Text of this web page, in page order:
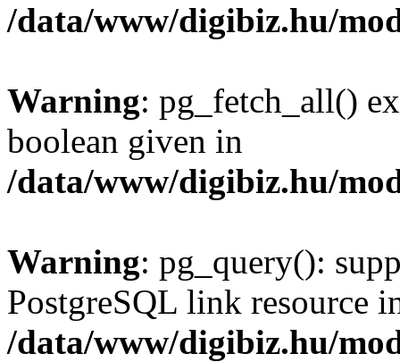
/data/www/digibiz.hu/
Warning: pg_fetch_all()
boolean given in
/data/www/digibiz.hu/
Warning: pg_query():
PostgreSQL link resource
/data/www/digibiz.hu/